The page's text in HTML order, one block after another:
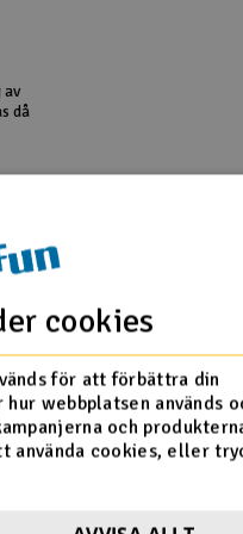
av
då
V-
i
cookies
för att förbättra din
webbplatsen används
och
cookies, eller